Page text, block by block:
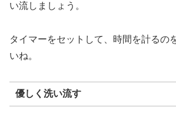
い流しましょう。
タイマーをセットして、時間を計るの
いね。
優しく洗い流す